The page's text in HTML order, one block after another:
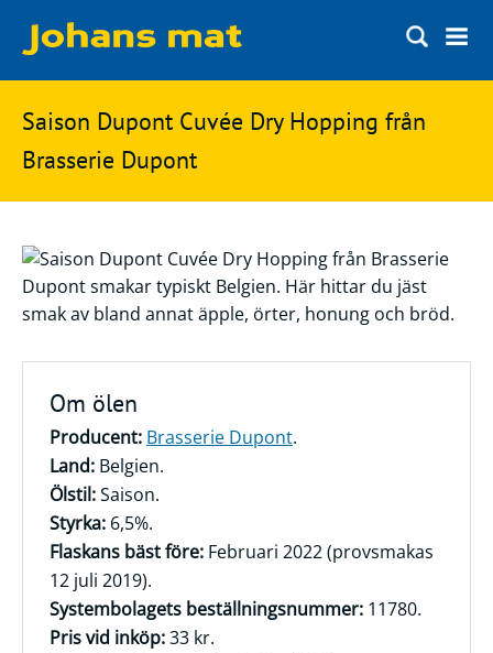
Matbloggen
Innertemperaturer
Ingredienser
Matsnack
Ölbloggen
Ölsnack
Ölstilar
Kontakt
Frågor
svar
Ölprovning
Sök
på
Johans
mat
Sök
Saison Dupont Cuvée Dry Hopping från
Brasserie Dupont
Om ölen
Producent: Brasserie Dupont.
Land: Belgien.
Ölstil:Saison.
Styrka: 6,5%.
Flaskans bäst före: Februari 2022 (provsmakas
12 juli 2019).
Systembolagets beställningsnummer: 11780.
Pris vid inköp:33 kr.